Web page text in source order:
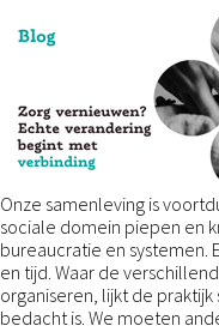
Onze samenleving is
sociale domein piepen en
bureaucratie en systemen.
en tijd. Waar de
organiseren, lijkt de
bedacht is. We moeten